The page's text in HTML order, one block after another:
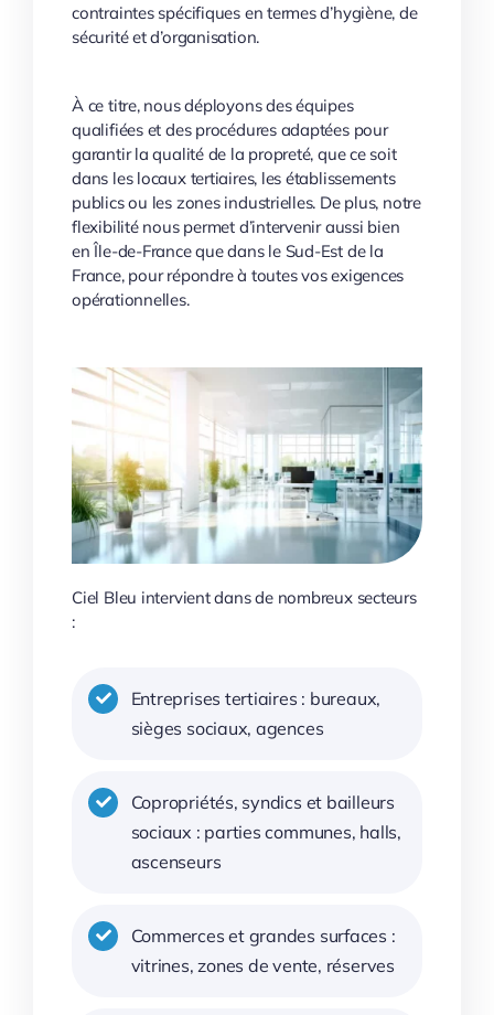
contraintes spécifiques en termes d’hygiène, de
sécurité et d’organisation.
À ce titre, nous déployons des équipes
qualifiées et des procédures adaptées pour
garantir la qualité de la propreté, que ce soit
dans les locaux tertiaires, les établissements
publics ou les zones industrielles. De plus, notre
flexibilité nous permet d’intervenir aussi bien
en Île-de-France que dans le Sud-Est de la
France, pour répondre à toutes vos exigences
opérationnelles.
Ciel Bleu intervient dans de nombreux secteurs
:
Entreprises tertiaires : bureaux,
sièges sociaux, agences
Copropriétés, syndics et bailleurs
sociaux : parties communes, halls,
ascenseurs
Commerces et grandes surfaces :
vitrines, zones de vente, réserves